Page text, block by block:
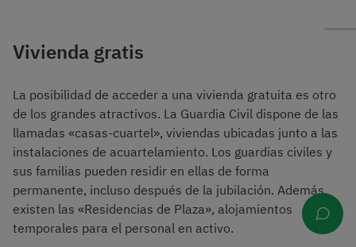
Vivienda gratis
La posibilidad de acceder a una vivienda gratuita es otro
de los grandes atractivos. La Guardia Civil dispone de las
llamadas «casas-cuartel», viviendas ubicadas junto a las
instalaciones de acuartelamiento. Los guardias civiles y
sus familias pueden residir en ellas de forma
permanente, incluso después de la jubilación. Además,
existen las «Residencias de Plaza», alojamientos
temporales para el personal en activo.